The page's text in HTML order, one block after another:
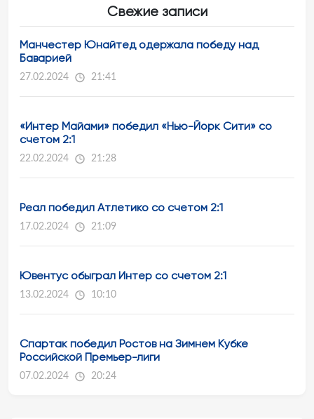
Свежие записи
Манчестер Юнайтед одержала победу над
Баварией
27.02.2024 21:41
«Интер Майами» победил «Нью-Йорк Сити» со
счетом 2:1
22.02.2024 21:28
Реал победил Атлетико со счетом 2:1
17.02.2024 21:09
Ювентус обыграл Интер со счетом 2:1
13.02.2024 10:10
Спартак победил Ростов на Зимнем Кубке
Российской Премьер-лиги
07.02.2024 20:24